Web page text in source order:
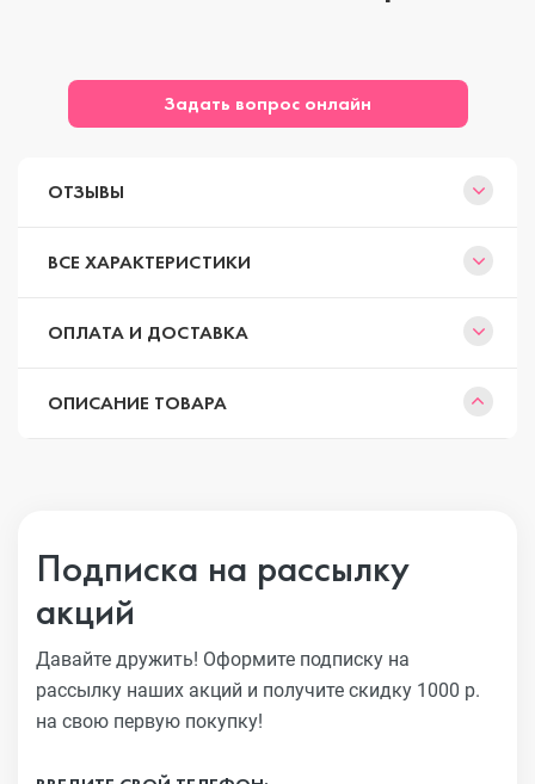
Задать вопрос онлайн
ОТЗЫВЫ
ВСЕ ХАРАКТЕРИСТИКИ
ОПЛАТА И ДОСТАВКА
ОПИСАНИЕ ТОВАРА
Подписка на рассылку
акций
Давайте дружить! Оформите подписку на
рассылку наших акций и получите скидку 1000 р.
на свою первую покупку!